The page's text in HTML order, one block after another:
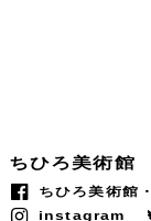
ちひろ美術館
ちひろ美術館
instagram